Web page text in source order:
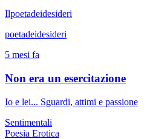
Ilpoetadeidesideri
poetadeidesideri
5 mesi fa
Non era un esercitazione
Io e lei... Sguardi, attimi e passione
Sentimentali
Poesia Erotica